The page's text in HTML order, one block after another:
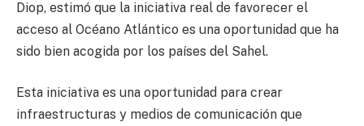
Diop, estimó que la iniciativa real de favorecer el
acceso al Océano Atlántico es una oportunidad que ha
sido bien acogida por los países del Sahel.
Esta iniciativa es una oportunidad para crear
infraestructuras y medios de comunicación que